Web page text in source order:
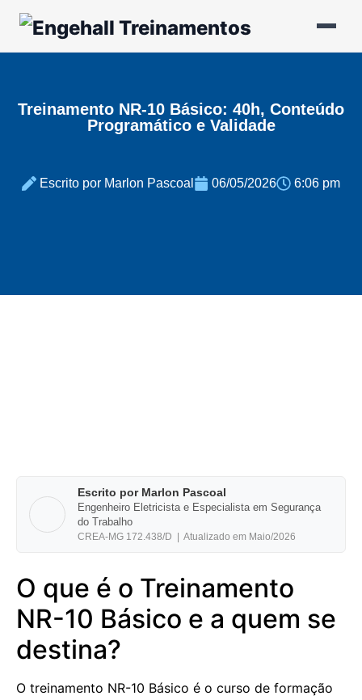
Treinamento NR-10 Básico: 40h, Conteúdo
Programático e Validade
Escrito por Marlon Pascoal 06/05/2026 6:06 pm
Escrito por Marlon Pascoal
Engenheiro Eletricista e Especialista em Segurança
do Trabalho
CREA-MG 172.438/D | Atualizado em Maio/2026
O que é o Treinamento
NR-10 Básico e a quem se
destina?
O treinamento NR-10 Básico é o curso de formação